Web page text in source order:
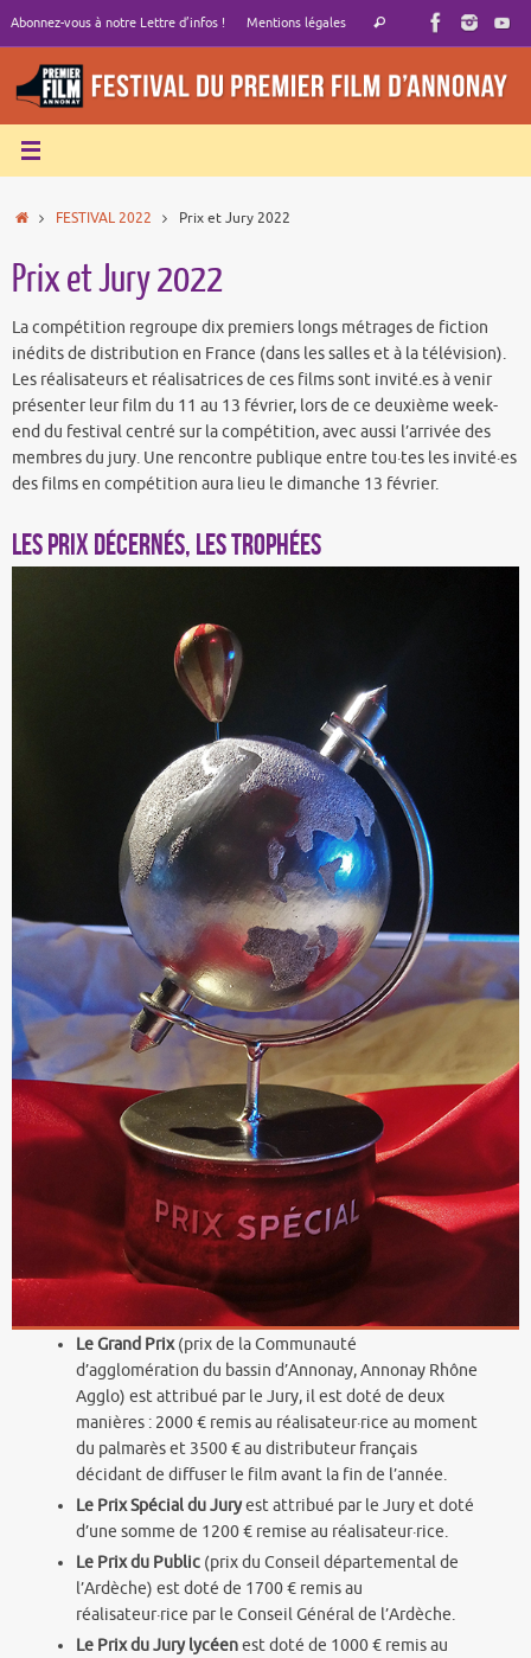
contenu
Abonnez-vous à notre Lettre d’infos ! Mentions légales
Recherche
Rechercher
AccueilFESTIVAL 2022 Prix et Jury 2022
Prix et Jury 2022
La compétition regroupe dix premiers longs métrages de fiction
inédits de distribution en France (dans les salles et à la télévision).
Les réalisateurs et réalisatrices de ces films sont invité.es à venir
présenter leur film du 11 au 13 février, lors de ce deuxième week-
end du festival centré sur la compétition, avec aussi l’arrivée des
membres du jury. Une rencontre publique entre tou·tes les invité·es
des films en compétition aura lieu le dimanche 13 février.
Les Prix décernés, les trophées
Le Grand Prix(prix de la Communauté
d’agglomération du bassin d’Annonay, Annonay Rhône
Agglo) est attribué par le Jury, il est doté de deux
manières : 2000 € remis au réalisateur·rice au moment
du palmarès et 3500 € au distributeur français
décidant de diffuser le film avant la fin de l’année.
Le Prix Spécial du Juryest attribué par le Jury et doté
d’une somme de 1200 € remise au réalisateur·rice.
Le Prix du Public (prix du Conseil départemental de
l’Ardèche) est doté de 1700 € remis au
réalisateur·rice par le Conseil Général de l’Ardèche.
Le Prix du Jury lycéenest doté de 1000 € remis au